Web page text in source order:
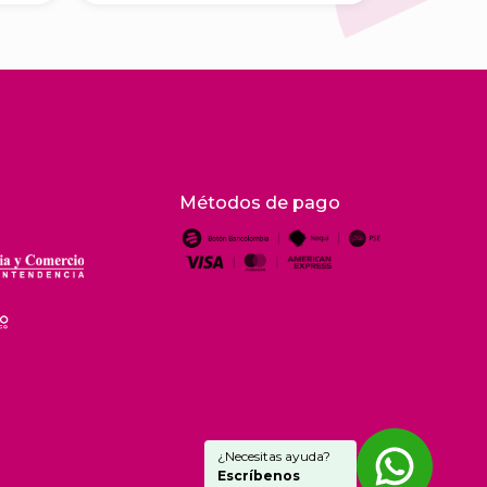
Métodos de pago
¿Necesitas ayuda?
Escríbenos